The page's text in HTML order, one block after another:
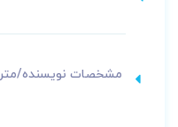
مشخصات نویسنده/